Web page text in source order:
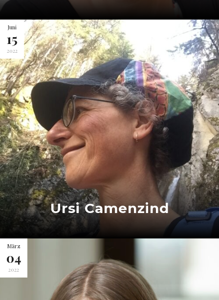
Juni
15
2022
Ursi Camenzind
März
04
2022